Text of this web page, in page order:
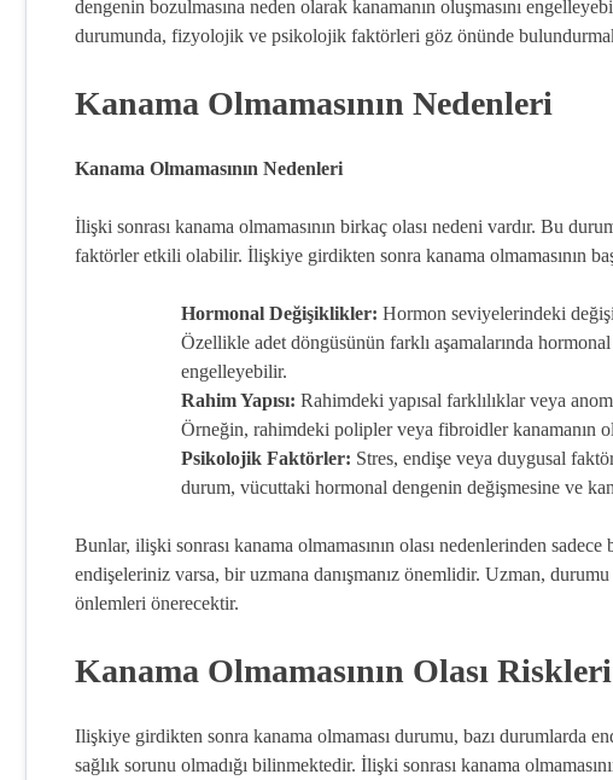
dengenin bozulmasına neden olarak kanamanın oluşmasını
durumunda, fizyolojik ve psikolojik faktörleri göz önünde
Kanama Olmamasının Nedenleri
Kanama Olmamasının Nedenleri
İlişki sonrası kanama olmamasının birkaç olası nedeni vardır. Bu
faktörler etkili olabilir. İlişkiye girdikten sonra kanama olmamasının
Hormonal Değişiklikler: Hormon seviyelerindeki
Özellikle adet döngüsünün farklı aşamalarında
engelleyebilir.
Rahim Yapısı: Rahimdeki yapısal farklılıklar veya
Örneğin, rahimdeki polipler veya fibroidler kanamanın
Psikolojik Faktörler: Stres, endişe veya duygusal
durum, vücuttaki hormonal dengenin değişmesine ve
Bunlar, ilişki sonrası kanama olmamasının olası nedenlerinden
endişeleriniz varsa, bir uzmana danışmanız önemlidir. Uzman,
önlemleri önerecektir.
Kanama Olmamasının Olası Riskleri
Ilişkiye girdikten sonra kanama olmaması durumu, bazı durumlarda
sağlık sorunu olmadığı bilinmektedir. İlişki sonrası kanama